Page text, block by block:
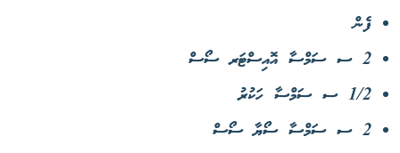
ފެން
2 ސ ސަމްސާ އޮއިސްޓަރ ސޯސް
1/2 ސ ސަމްސާ ހަކުރު
2 ސ ސަމްސާ ސޯޔާ ސޯސް